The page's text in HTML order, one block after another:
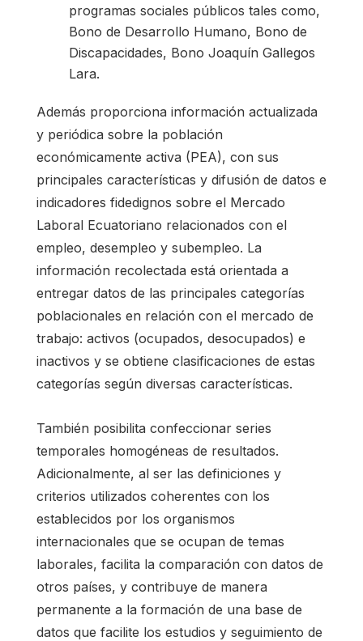
programas sociales públicos tales como,
Bono de Desarrollo Humano, Bono de
Discapacidades, Bono Joaquín Gallegos
Lara.
Además proporciona información actualizada
y periódica sobre la población
económicamente activa (PEA), con sus
principales características y difusión de datos e
indicadores fidedignos sobre el Mercado
Laboral Ecuatoriano relacionados con el
empleo, desempleo y subempleo. La
información recolectada está orientada a
entregar datos de las principales categorías
poblacionales en relación con el mercado de
trabajo: activos (ocupados, desocupados) e
inactivos y se obtiene clasificaciones de estas
categorías según diversas características.
También posibilita confeccionar series
temporales homogéneas de resultados.
Adicionalmente, al ser las definiciones y
criterios utilizados coherentes con los
establecidos por los organismos
internacionales que se ocupan de temas
laborales, facilita la comparación con datos de
otros países, y contribuye de manera
permanente a la formación de una base de
datos que facilite los estudios y seguimiento de